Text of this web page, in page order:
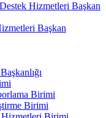
Hizmetleri Başkan
Başkan
Birimi
Birimi